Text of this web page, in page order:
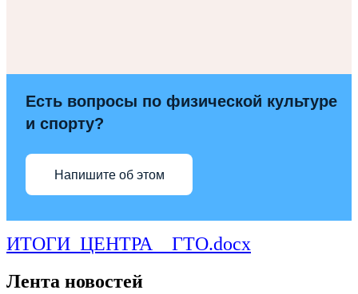
Есть вопросы по физической культуре
и спорту?
Напишите об этом
ИТОГИ_ЦЕНТРА__ГТО.docx
Лента новостей